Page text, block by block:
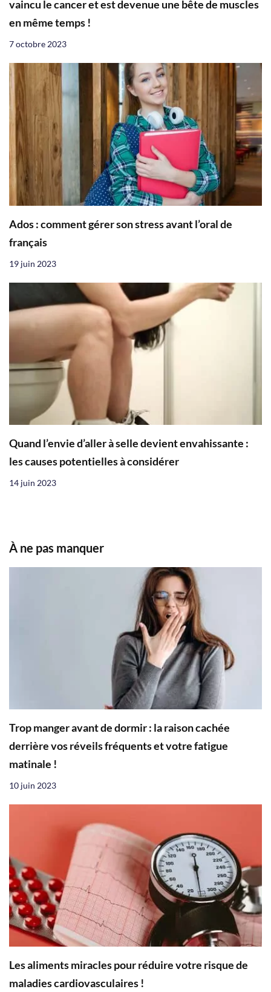
vaincu le cancer et est devenue une bête de muscles
en même temps !
7 octobre 2023
Ados : comment gérer son stress avant l’oral de
français
19 juin 2023
Quand l’envie d’aller à selle devient envahissante :
les causes potentielles à considérer
14 juin 2023
À ne pas manquer
Trop manger avant de dormir : la raison cachée
derrière vos réveils fréquents et votre fatigue
matinale !
10 juin 2023
Les aliments miracles pour réduire votre risque de
maladies cardiovasculaires !